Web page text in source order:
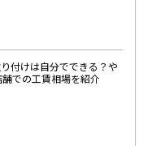
付けは自分でできる？や
舗での工賃相場を紹介